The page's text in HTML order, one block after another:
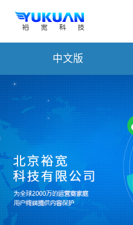
中文版